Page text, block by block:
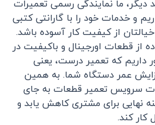
دیگر، ما نمایندگی رسمی تعمیرات
را داریم و خدمات خود را با گارانتی کتبی
از قطعات اورجینال و باکیفیت در
داریم که تعمیر درست، یعنی
عمر دستگاه شما. به همین
سرویس تعمیر قطعات به‌ جای
نهایی برای مشتری کاهش یابد و
کار کند.